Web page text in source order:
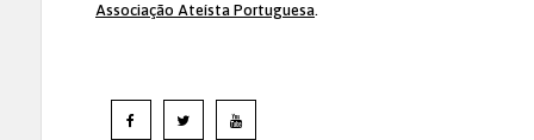
Associação Ateísta Portuguesa.